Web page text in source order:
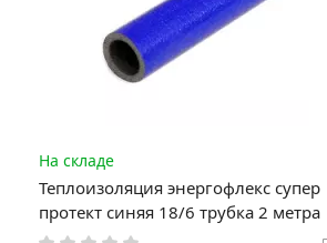
На складе
Теплоизоляция энергофлекс супер
протект синяя 18/6 трубка 2 метра